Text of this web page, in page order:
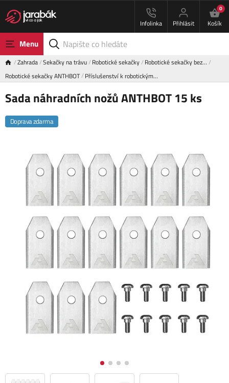
Infolinka Přihlásit
0
Košík
Menu
Zahrada Sekačky na trávu Robotické sekačky Robotické sekačky bez…
Robotické sekačky ANTHBOT Příslušenství k robotickým…
Sada náhradních nožů ANTHBOT 15 ks
Doprava zdarma